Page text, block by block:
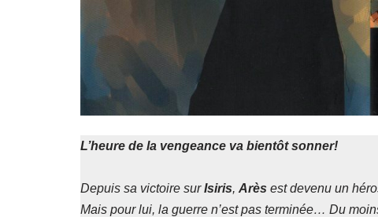
L’heure de la vengeance va bientôt sonner!
Depuis sa victoire surIsiris, Arès est devenu un
Mais pour lui, la guerre n’est pas terminée… Du